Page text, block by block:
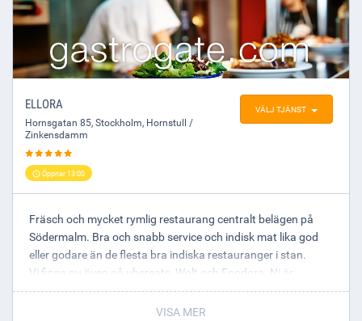
VÄLJ TJÄNST
ELLORA
Hornsgatan 85, Stockholm, Hornstull /
Zinkensdamm
Öppnar 13:00
Fräsch och mycket rymlig restaurang centralt belägen på
Södermalm. Bra och snabb service och indisk mat lika god
eller godare än de flesta bra indiska restauranger i stan.
Vi finns nu även på ubereats, Wolt och Foodora. Ni är
välkomna att beställa vår mat via deras appar och om ni
önskar få maten levererad till er dörr samt ringa oss för
VISA MER